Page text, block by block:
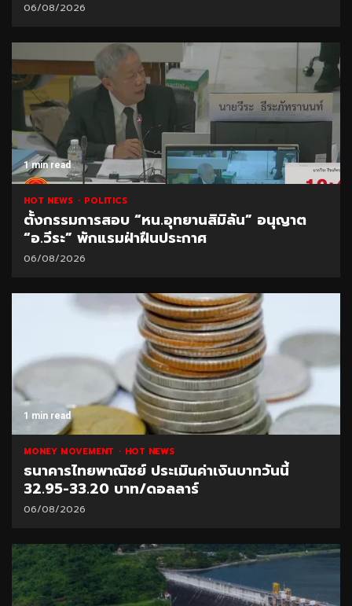
06/08/2026
1 min read
HOT NEWS POLITICS
ตั้งกรรมการสอบ “หน.อุทยานสิมิลัน” อนุญาต
“อ.วีระ” พักแรมฝ่าฝืนประกาศ
06/08/2026
1 min read
MONEY MOVEMENT HOT NEWS
ธนาคารไทยพาณิชย์ ประเมินค่าเงินบาทวันนี้
32.95-33.20 บาท/ดอลลาร์
06/08/2026